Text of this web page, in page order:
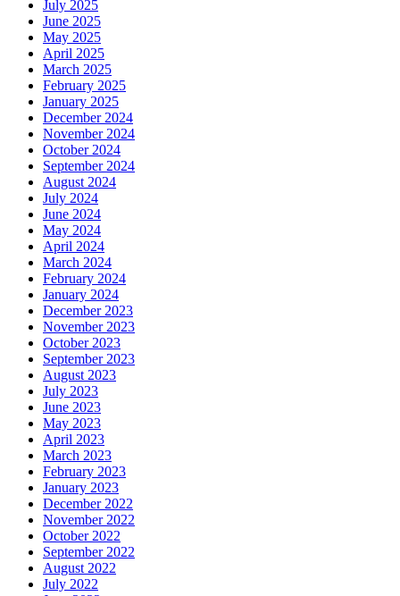
July 2025
June 2025
May 2025
April 2025
March 2025
February 2025
January 2025
December 2024
November 2024
October 2024
September 2024
August 2024
July 2024
June 2024
May 2024
April 2024
March 2024
February 2024
January 2024
December 2023
November 2023
October 2023
September 2023
August 2023
July 2023
June 2023
May 2023
April 2023
March 2023
February 2023
January 2023
December 2022
November 2022
October 2022
September 2022
August 2022
July 2022